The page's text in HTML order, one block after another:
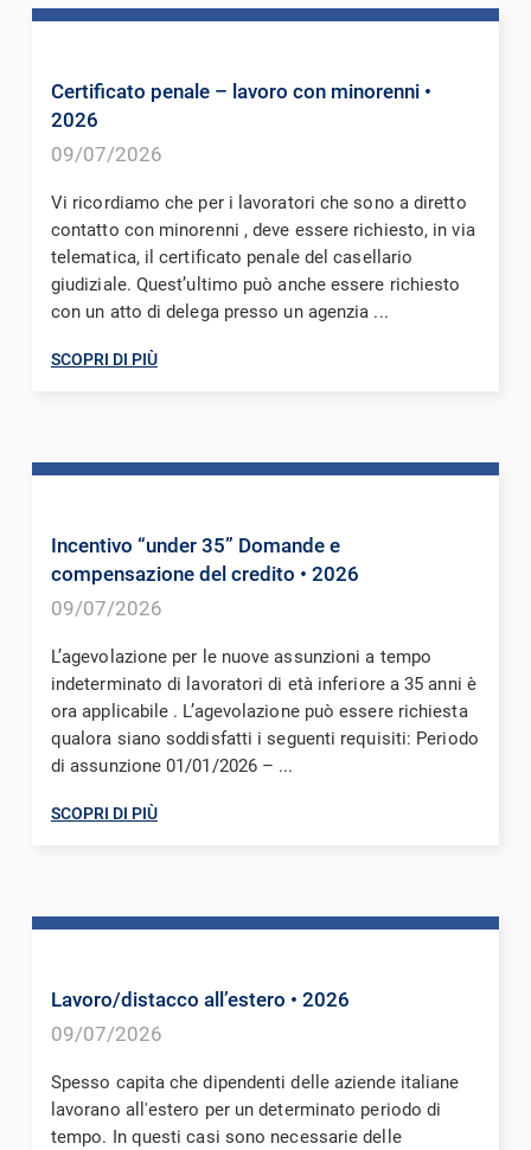
Certificato penale – lavoro con minorenni •
2026
09/07/2026
Vi ricordiamo che per i lavoratori che sono a diretto
contatto con minorenni , deve essere richiesto, in via
telematica, il certificato penale del casellario
giudiziale. Quest’ultimo può anche essere richiesto
con un atto di delega presso un agenzia ...
SCOPRI DI PIÙ
Incentivo “under 35” Domande e
compensazione del credito • 2026
09/07/2026
L’agevolazione per le nuove assunzioni a tempo
indeterminato di lavoratori di età inferiore a 35 anni è
ora applicabile . L’agevolazione può essere richiesta
qualora siano soddisfatti i seguenti requisiti: Periodo
di assunzione 01/01/2026 – ...
SCOPRI DI PIÙ
Lavoro/distacco all’estero • 2026
09/07/2026
Spesso capita che dipendenti delle aziende italiane
lavorano all'estero per un determinato periodo di
tempo. In questi casi sono necessarie delle